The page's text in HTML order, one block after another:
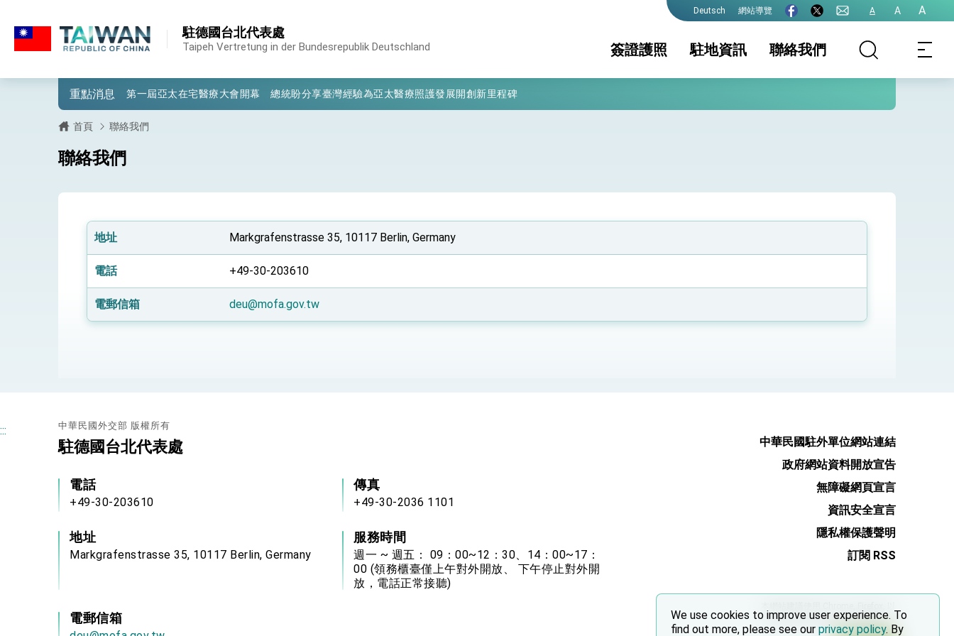
Deutsch 網站導覽 A A A
駐德國台北代表處
Taipeh Vertretung in der Bundesrepublik Deutschland 簽證護照
eVisa 領務服務
護照
駐地資訊
國家相關資訊 簽證及入境須知
生活資訊
聯絡我們
重點消息
外交部重要言論
第一屆亞太在宅醫療大會開幕 總統盼分享臺灣經驗為亞太醫療照護發展開創新里程碑
外交部發布WHA文宣影片「台灣醫療點亮世界」及「台灣智慧醫療與健康產業展」預告短片，向世界展現台灣守護全球健康的創新能量
台美貿易協議完成簽署達成6大目標、創5大歷史性突破 總統強調將以3大面向加速臺灣經濟轉型升級 籲請立院全力支持並盡速通過
總統接受「法新社」（AFP）專訪內容
外交部長林佳龍午宴歡迎美國聯邦參議員蓋耶哥訪問團
臺美經貿談判獲階段性成果 卓揆期勉爭取時間完成「臺美對等貿易協定」簽署
卓揆：臺美關稅談判階段性結果有助臺灣取得有利戰略地位 全力支持「臺美對等貿易協定」簽署
外交部長林佳龍主持第35次「參與亞太經濟合作策略小組」跨部會會議
首頁 聯絡我們
聯絡我們
地址 Markgrafenstrasse 35, 10117 Berlin, Germany
電話 +49-30-203610
電郵信箱 deu@mofa.gov.tw
::: 中華民國外交部 版權所有
駐德國台北代表處
電話
+49-30-203610
傳真
+49-30-2036 1101
地址
Markgrafenstrasse 35, 10117 Berlin, Germany
服務時間
週一 ~ 週五： 09：00~12：30、14：00~17：
00 (領務櫃臺僅上午對外開放、 下午停止對外開
放，電話正常接聽)
電郵信箱
中華民國駐外單位網站連結
政府網站資料開放宣告
無障礙網頁宣言
資訊安全宣言
隱私權保護聲明
訂閱 RSS
及 Microsoft Edge 以上的瀏覽器。
We use cookies to improve user experience. To
find out more, please see our privacy policy. By